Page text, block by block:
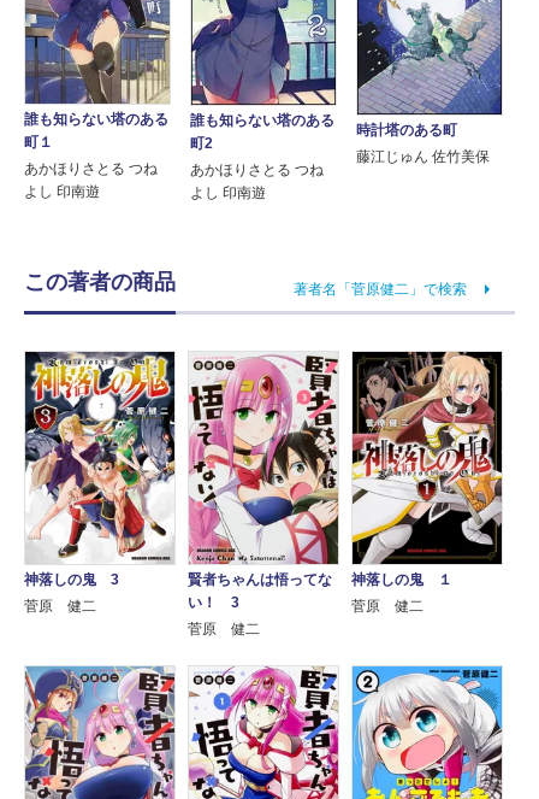
誰も知らない塔のある
町１
あかほりさとる つね
よし 印南遊
誰も知らない塔のある
町2
あかほりさとる つね
よし 印南遊
時計塔のある町
藤江じゅん 佐竹美保
この著者の商品 著者名「菅原健二」で検索
神落しの鬼 3
菅原 健二
賢者ちゃんは悟ってな
い！ 3
菅原 健二
神落しの鬼 １
菅原 健二